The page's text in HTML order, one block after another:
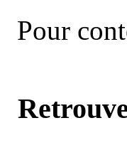
Pour